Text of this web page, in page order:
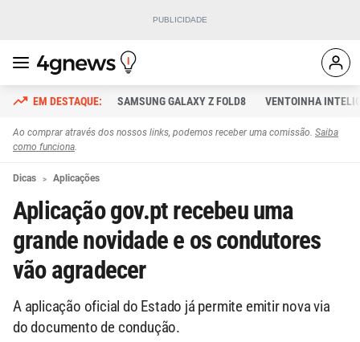
SAMSUNG GALAXY Z FOLD8 VENTOINHA
Ao comprar através dos nossos links, podemos receber uma comissão. Saiba
como funciona.
Dicas Aplicações
Aplicação gov.pt recebeu uma
grande novidade e os condutores
vão agradecer
A aplicação oficial do Estado já permite emitir nova via
do documento de condução.